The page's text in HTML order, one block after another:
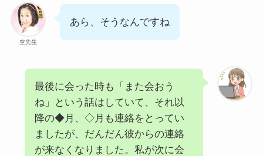
空先生
あら、そうなんですね
最後に会った時も「また会おう
ね」という話はしていて、それ以
降の◆月、◇月も連絡をとってい
ましたが、だんだん彼からの連絡
が来なくなりました。私が次に会